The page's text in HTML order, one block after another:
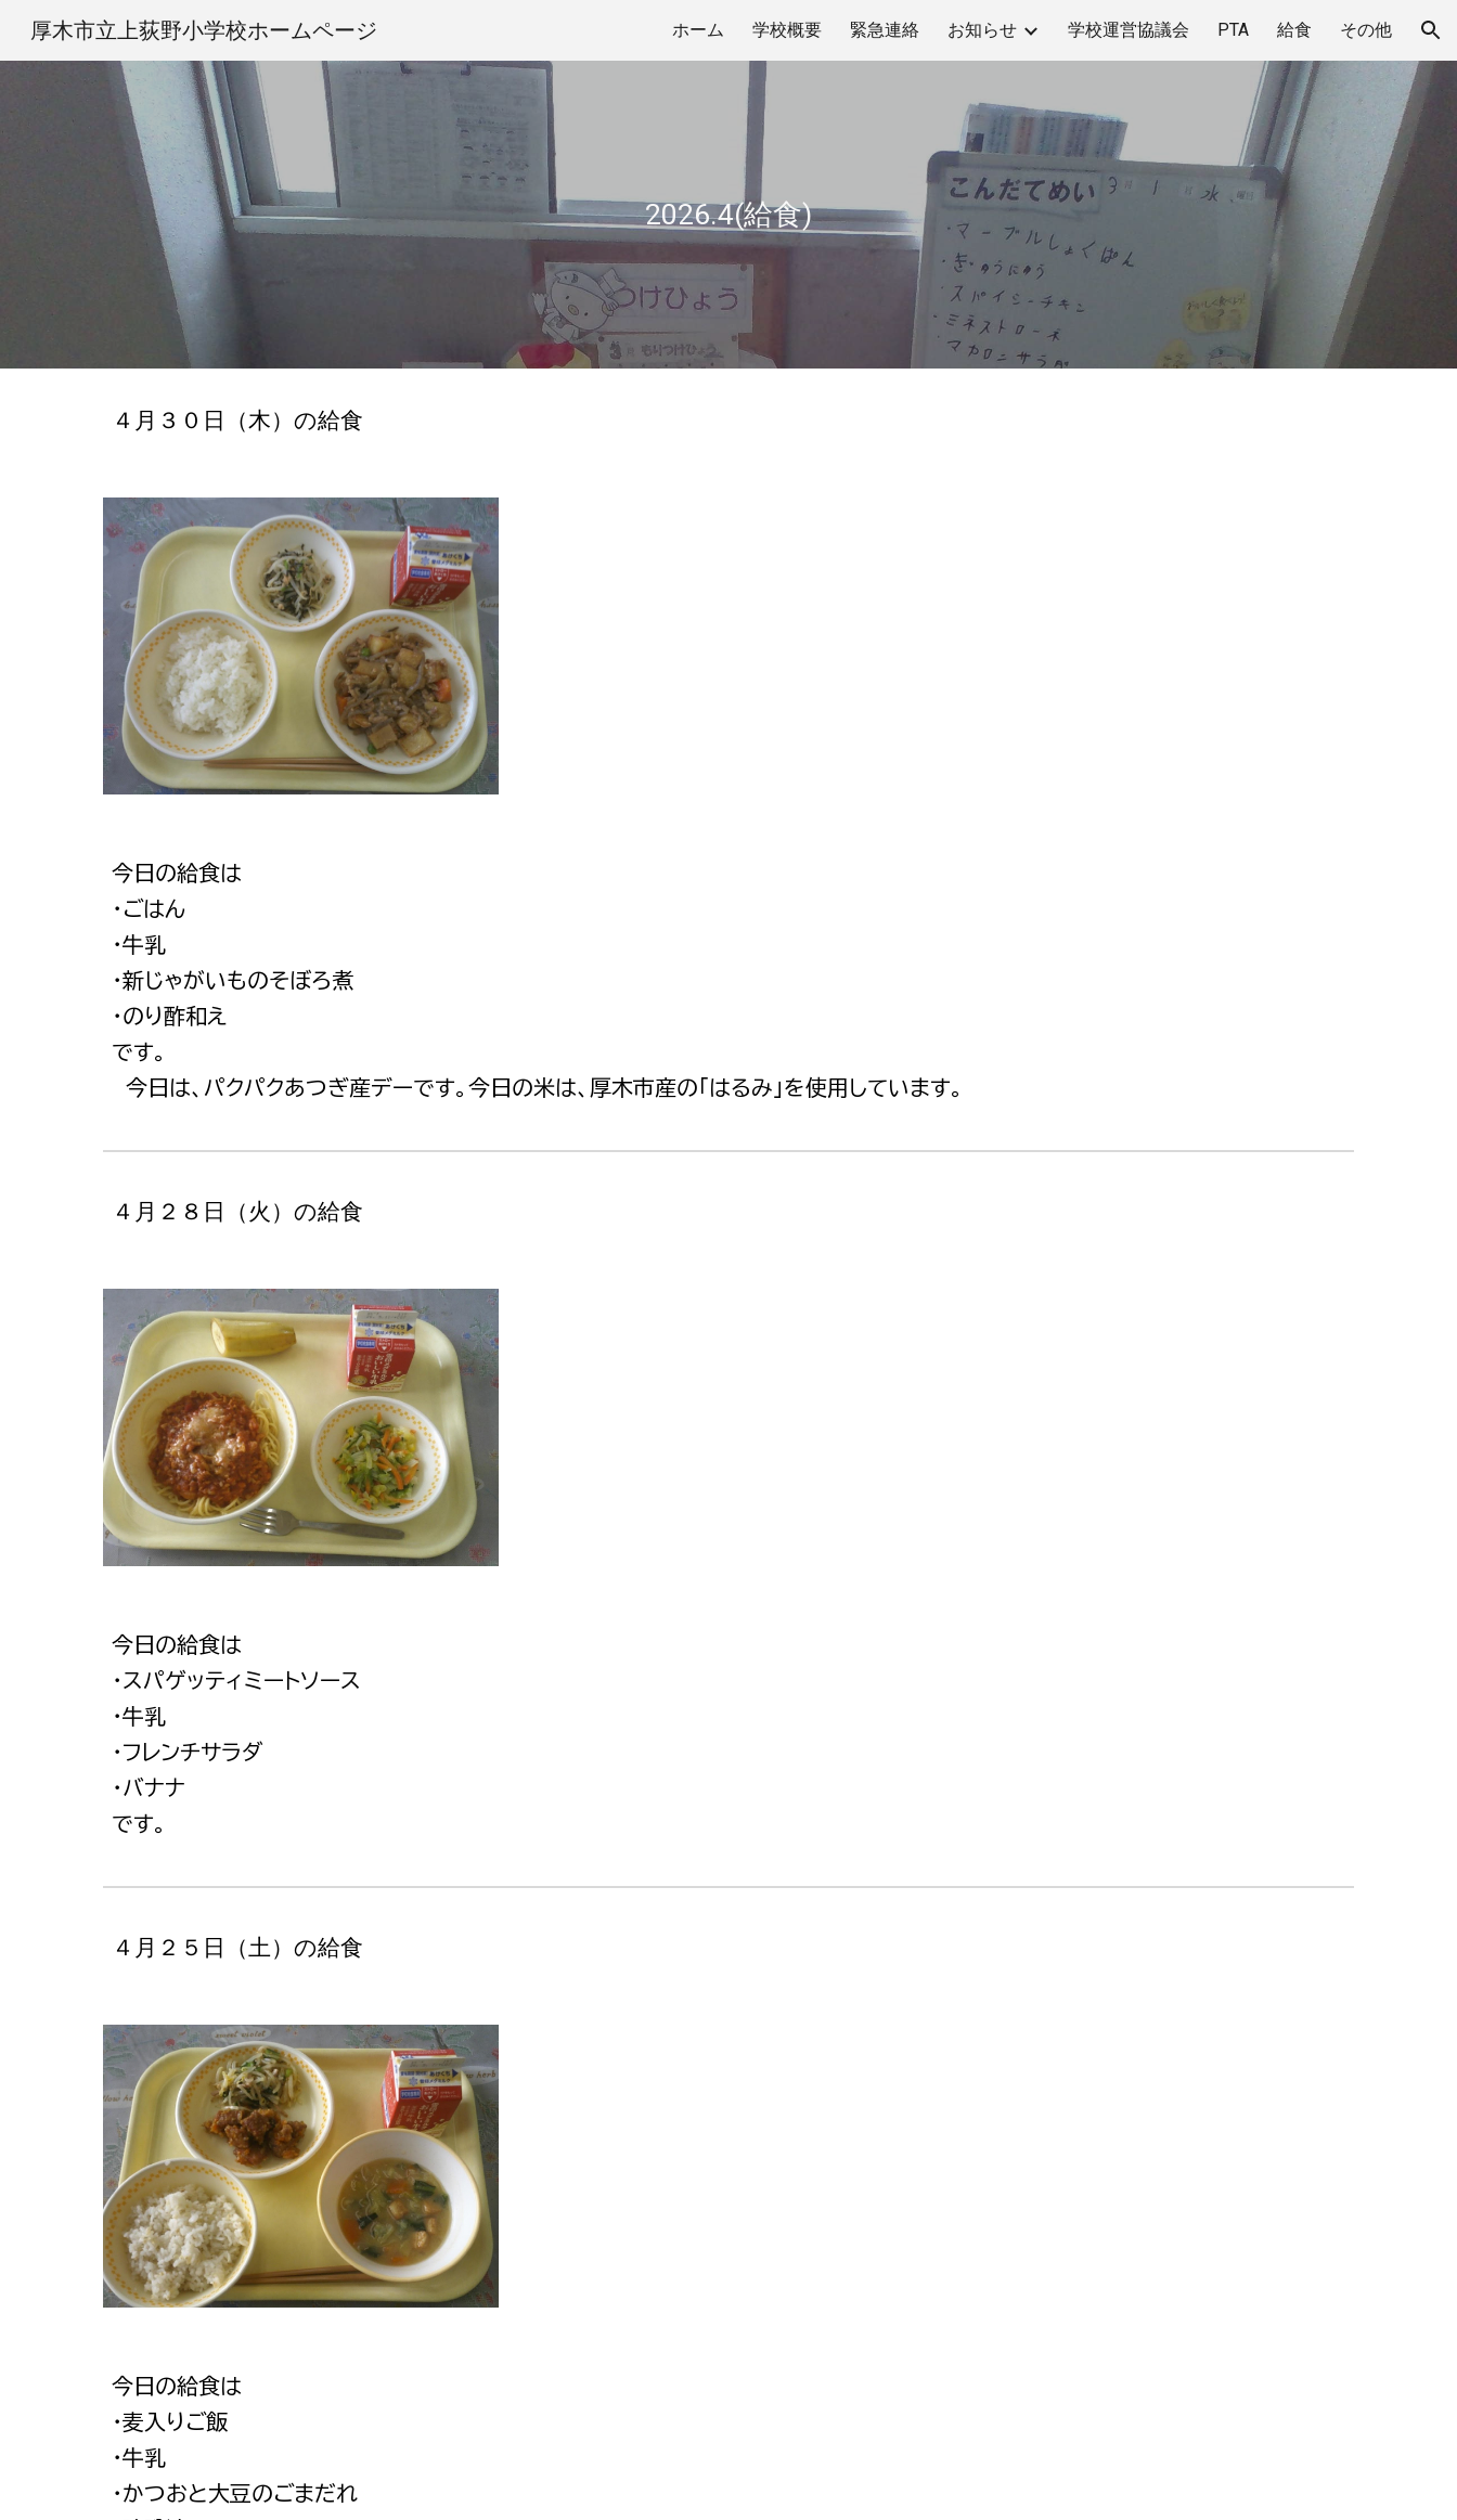
Skip to navigation
厚木市立上荻野小学校ホームページ ホーム 学校概要 緊急連絡 お知らせ 学校運営協議会 PTA 給食 その他
2026.4(給食)
４ 月 ３０ 日（木）の給食
今日の給食は
・ごはん
・牛乳
・新じゃがいものそぼろ煮
・のり酢和え
です。
今日は、パクパクあつぎ産デーです。今日の米は、厚木市産の「はるみ」を使用しています。
４月２８日（火）の給食
今日の給食は
・スパゲッティミートソース
・牛乳
・フレンチサラダ
・バナナ
です。
４月２５日（土）の給食
今日の給食は
・麦入りご飯
・牛乳
・かつおと大豆のごまだれ